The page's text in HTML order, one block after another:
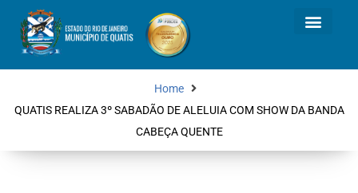
Home
QUATIS REALIZA 3º SABADÃO DE ALELUIA COM SHOW DA BANDA
CABEÇA QUENTE